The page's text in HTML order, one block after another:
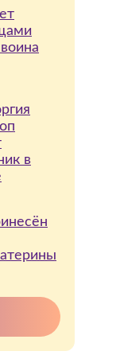
в